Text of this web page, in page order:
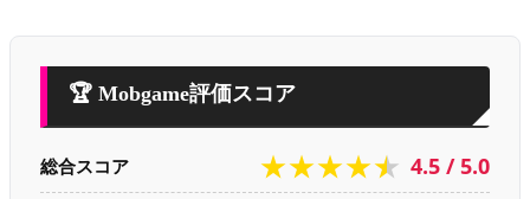
🏆 Mobgame評価スコア
総合スコア ★★★★★ 4.5 / 5.0